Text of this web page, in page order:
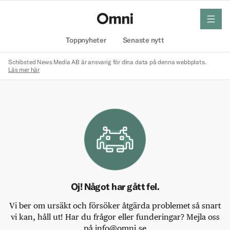
Toppnyheter Senaste nytt
meny
Schibsted News Media AB är ansvarig för dina data på denna webbplats.
Läs mer här
Oj! Något har gått fel.
Vi ber om ursäkt och försöker åtgärda problemet så snart
vi kan, håll ut! Har du frågor eller funderingar? Mejla oss